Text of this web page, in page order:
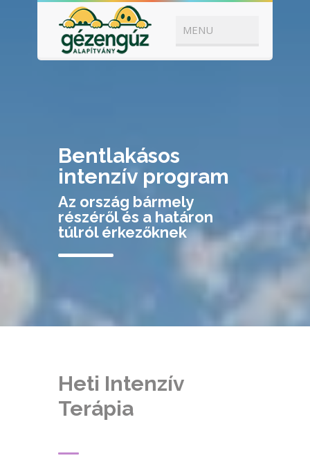
Bentlakásos
intenzív program
Az ország bármely
részéről és a határon
túlról érkezőknek
Heti Intenzív
Terápia